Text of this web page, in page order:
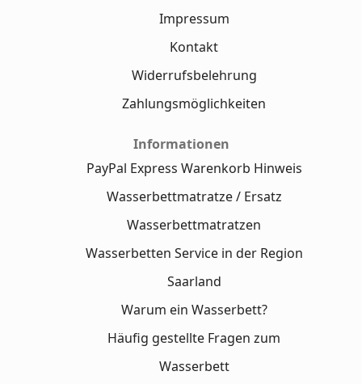
Impressum
Kontakt
Widerrufsbelehrung
Zahlungsmöglichkeiten
Informationen
PayPal Express Warenkorb Hinweis
Wasserbettmatratze / Ersatz
Wasserbettmatratzen
Wasserbetten Service in der Region
Saarland
Warum ein Wasserbett?
Häufig gestellte Fragen zum
Wasserbett